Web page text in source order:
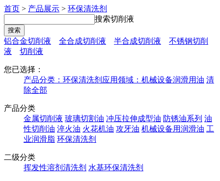
首页 > 产品展示 > 环保清洗剂
搜索切削液
铝合金切削液 全合成切削液 半合成切削液
不锈钢切削
液
切削液
您已选择：
产品分类： 环保清洗剂 应用领域： 机械设备润滑用油 清
除全部
产品分类
金属切削液 玻璃切割油 冲压拉伸成型油 防锈油系列 油
性切削油 淬火油 火花机油 攻牙油 机械设备用润滑油 工
业润滑脂 环保清洗剂
二级分类
挥发性溶剂清洗剂 水基环保清洗剂